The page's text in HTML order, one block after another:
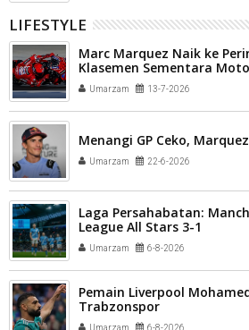
LIFESTYLE
Marc Marquez Naik ke
Klasemen Sementara
Umarzam 13-7-2026
Menangi GP Ceko,
Umarzam 22-6-2026
Laga Persahabatan:
League All Stars 3-1
Umarzam 6-8-2026
Pemain Liverpool
Trabzonspor
Umarzam 6-8-2026